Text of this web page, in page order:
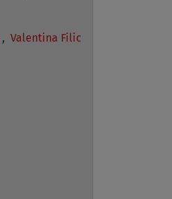
, Valentina Filic